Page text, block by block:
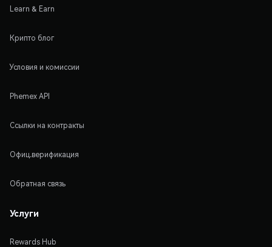
Learn & Earn
Крипто блог
Условия и комиссии
Phemex API
Ссылки на контракты
Офиц.верификация
Обратная связь
Услуги
Rewards Hub